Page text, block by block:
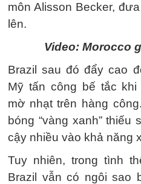
môn Alisson Becker,
lên.
Video: Morocco
Brazil sau đó đẩy cao
Mỹ tấn công bế tắc khi
mờ nhạt trên hàng
bóng “vàng xanh”
cậy nhiều vào khả năng
Tuy nhiên, trong tình
Brazil vẫn có ngôi sao